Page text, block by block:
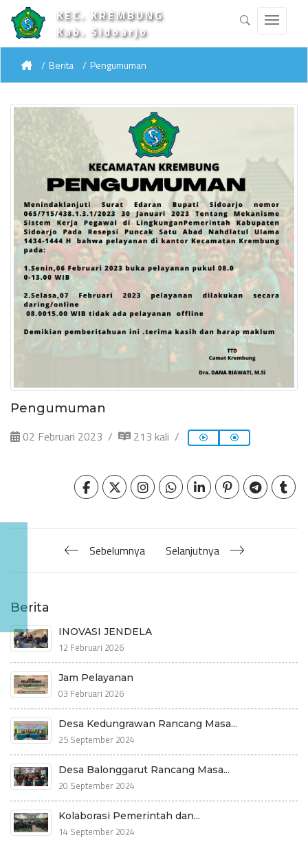
KEC. KREMBUNG
Kab. Sidoarjo
Berita Pengumuman
Pengumuman
02 Februari 2023 213 kali
Sebelumnya Selanjutnya
Berita
INOVASI JENDELA
12 Februari 2026
Jam Pelayanan
03 Februari 2026
Desa Kedungrawan Rancang Masa...
25 September 2024
Desa Balonggarut Rancang Masa...
20 September 2024
Kolaborasi Pemerintah dan...
14 September 2024